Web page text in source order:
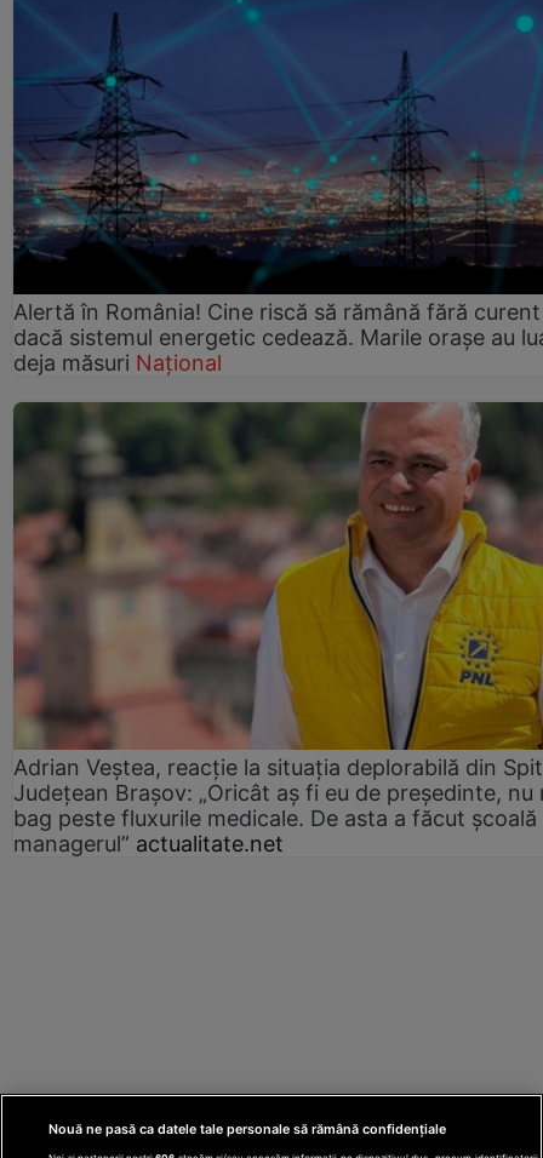
Alertă în România! Cine riscă să rămână fără curent
dacă sistemul energetic cedează. Marile orașe au
deja măsuri Național
Adrian Veștea, reacție la situația deplorabilă din
Județean Brașov: „Oricât aș fi eu de președinte, nu
bag peste fluxurile medicale. De asta a făcut școală
managerul” actualitate.net
Nouă ne pasă ca datele tale personale să rămână confidențiale